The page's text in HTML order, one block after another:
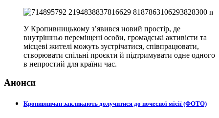
У Кропивницькому з’явився новий простір, де
внутрішньо переміщені особи, громадські активісти та
місцеві жителі можуть зустрічатися, співпрацювати,
створювати спільні проєкти й підтримувати одне одного
в непростий для країни час.
Анонси
Кропивничан закликають долучитися до почесної місії (ФОТО)